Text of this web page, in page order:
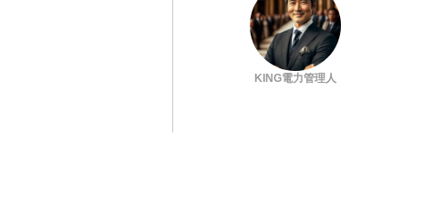
KING電力管理人